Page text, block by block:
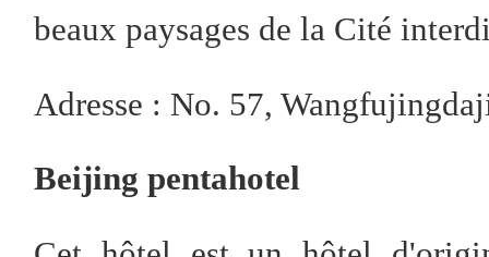
beaux paysages de la Cité
Adresse : No. 57,
Beijing pentahotel